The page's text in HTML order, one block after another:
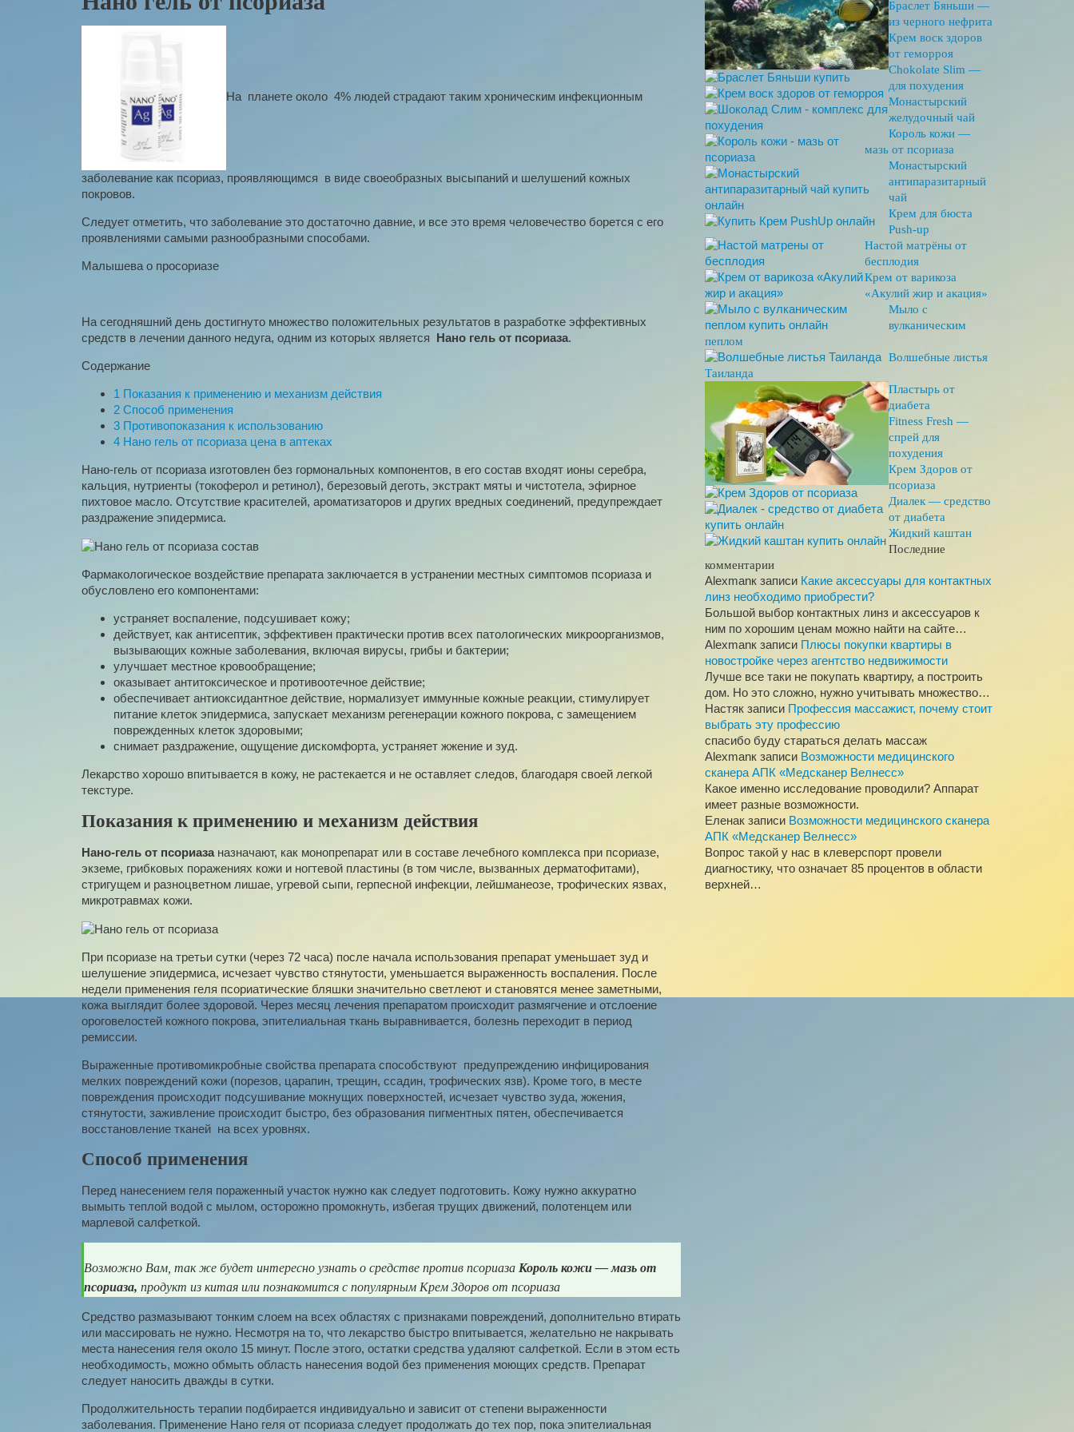
На планете около 4% людей страдают таким хроническим инфекционным
заболевание как псориаз, проявляющимся в виде своеобразных высыпаний и шелушений кожных
покровов.
Следует отметить, что заболевание это достаточно давние, и все это время человечество борется с его
проявлениями самыми разнообразными способами.
Малышева о просориазе
На сегодняшний день достигнуто множество положительных результатов в разработке эффективных
средств в лечении данного недуга, одним из которых является Нано гель от псориаза.
Содержание
1 Показания к применению и механизм действия
2 Способ применения
3 Противопоказания к использованию
4 Нано гель от псориаза цена в аптеках
Нано-гель от псориаза изготовлен без гормональных компонентов, в его состав входят ионы серебра,
кальция, нутриенты (токоферол и ретинол), березовый деготь, экстракт мяты и чистотела, эфирное
пихтовое масло. Отсутствие красителей, ароматизаторов и других вредных соединений, предупреждает
раздражение эпидермиса.
Фармакологическое воздействие препарата заключается в устранении местных симптомов псориаза и
обусловлено его компонентами:
устраняет воспаление, подсушивает кожу;
действует, как антисептик, эффективен практически против всех патологических микроорганизмов,
вызывающих кожные заболевания, включая вирусы, грибы и бактерии;
улучшает местное кровообращение;
оказывает антитоксическое и противоотечное действие;
обеспечивает антиоксидантное действие, нормализует иммунные кожные реакции, стимулирует
питание клеток эпидермиса, запускает механизм регенерации кожного покрова, с замещением
поврежденных клеток здоровыми;
снимает раздражение, ощущение дискомфорта, устраняет жжение и зуд.
Лекарство хорошо впитывается в кожу, не растекается и не оставляет следов, благодаря своей легкой
текстуре.
Показания к применению и механизм действия
Нано-гель от псориазаназначают, как монопрепарат или в составе лечебного комплекса при псориазе,
экземе, грибковых поражениях кожи и ногтевой пластины (в том числе, вызванных дерматофитами),
стригущем и разноцветном лишае, угревой сыпи, герпесной инфекции, лейшманеозе, трофических язвах,
микротравмах кожи.
При псориазе на третьи сутки (через 72 часа) после начала использования препарат уменьшает зуд и
шелушение эпидермиса, исчезает чувство стянутости, уменьшается выраженность воспаления. После
недели применения геля псориатические бляшки значительно светлеют и становятся менее заметными,
кожа выглядит более здоровой. Через месяц лечения препаратом происходит размягчение и отслоение
ороговелостей кожного покрова, эпителиальная ткань выравнивается, болезнь переходит в период
ремиссии.
Выраженные противомикробные свойства препарата способствуют предупреждению инфицирования
мелких повреждений кожи (порезов, царапин, трещин, ссадин, трофических язв). Кроме того, в месте
повреждения происходит подсушивание мокнущих поверхностей, исчезает чувство зуда, жжения,
стянутости, заживление происходит быстро, без образования пигментных пятен, обеспечивается
восстановление тканей на всех уровнях.
Способ применения
Перед нанесением геля пораженный участок нужно как следует подготовить. Кожу нужно аккуратно
вымыть теплой водой с мылом, осторожно промокнуть, избегая трущих движений, полотенцем или
марлевой салфеткой.
Возможно Вам, так же будет интересно узнать о средстве против псориаза Король кожи — мазь от
псориаза, продукт из китая или познакомится с популярным Крем Здоров от псориаза
Средство размазывают тонким слоем на всех областях с признаками повреждений, дополнительно втирать
или массировать не нужно. Несмотря на то, что лекарство быстро впитывается, желательно не накрывать
места нанесения геля около 15 минут. После этого, остатки средства удаляют салфеткой. Если в этом есть
необходимость, можно обмыть область нанесения водой без применения моющих средств. Препарат
следует наносить дважды в сутки.
Продолжительность терапии подбирается индивидуально и зависит от степени выраженности
заболевания. Применение Нано геля от псориаза следует продолжать до тех пор, пока эпителиальная
Браслет Бяньши —
из черного нефрита
Крем воск здоров
от геморроя
Chokolate Slim —
для похудения
Монастырский
желудочный чай
Король кожи —
мазь от псориаза
Монастырский
антипаразитарный
чай
Крем для бюста
Push-up
Настой матрёны от
бесплодия
Крем от варикоза
«Акулий жир и акация»
Мыло с
вулканическим
пеплом
Волшебные листья
Таиланда
Пластырь от
диабета
Fitness Fresh —
спрей для
похудения
Крем Здоров от
псориаза
Диалек — средство
от диабета
Жидкий каштан
Последние
комментарии
Alexmanк записи Какие аксессуары для контактных
линз необходимо приобрести?
Большой выбор контактных линз и аксессуаров к
ним по хорошим ценам можно найти на сайте…
Alexmanк записи Плюсы покупки квартиры в
новостройке через агентство недвижимости
Лучше все таки не покупать квартиру, а построить
дом. Но это сложно, нужно учитывать множество…
Настяк записи Профессия массажист, почему стоит
выбрать эту профессию
спасибо буду стараться делать массаж
Alexmanк записи Возможности медицинского
сканера АПК «Медсканер Велнесс»
Какое именно исследование проводили? Аппарат
имеет разные возможности.
Еленак записи Возможности медицинского сканера
АПК «Медсканер Велнесс»
Вопрос такой у нас в клеверспорт провели
диагностику, что означает 85 процентов в области
верхней…